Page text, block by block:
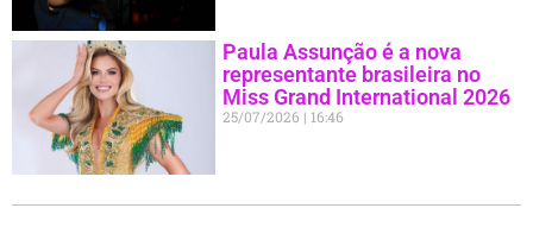
Paula Assunção é a nova
representante brasileira no
Miss Grand International 2026
25/07/2026 16:46